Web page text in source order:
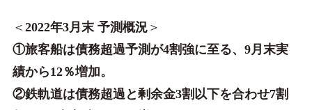
＜ 2022年3月末 予測概況＞
①旅客船は債務超過予測が4割強に至る、9月末実
績から12％増加。
②鉄軌道は債務超過と剰余金3割以下を合わせ7割